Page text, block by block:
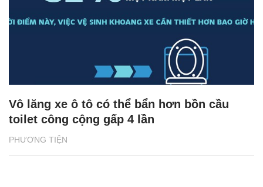
PHƯƠNG TIỆN
Vô lăng xe ô tô có thể bẩn hơn bồn cầu
toilet công cộng gấp 4 lần